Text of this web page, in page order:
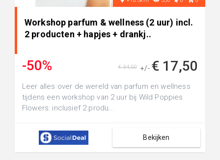
Workshop parfum & wellness (2 uur) incl.
2 producten + hapjes + drankj..
-50% +/- € 17,50
€ 34,50
Leer alles over de wereld van parfum en wellness
tijdens een workshop van 2 uur bij Wild Poppies
Flowers: inclusief 2 produ...
Bekijken